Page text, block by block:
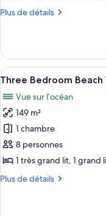
chambre :
Bayside
Villa
Standard
Plus de détails
Plus
le
type
de
Three
Bedroom
Bayside
Villa
Standard
Afficher
toutes
les
photos
pour
ce
type
chambre :
4
Three Bedroom Beach
Vue sur l’océan
149 m²
1 chambre
8 personnes
1 très grand lit, 1 grand
Plus de détails
Plus